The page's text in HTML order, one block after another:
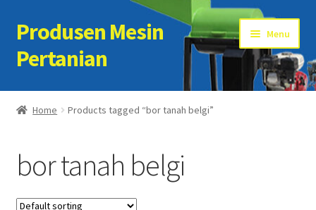
Skip
to
navigation
Skip
to
content
Produsen Mesin
Pertanian
Menu
Home
Cart
Checkout
Home Products tagged “bor tanah belgi”
bor tanah belgi